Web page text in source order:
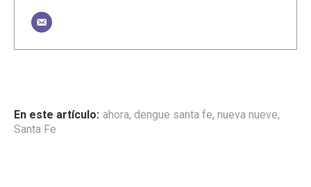
ahora, dengue santa fe, nueva nueve,
Santa Fe